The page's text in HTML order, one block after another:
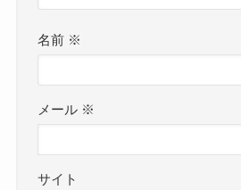
名前 ※
メール ※
サイト